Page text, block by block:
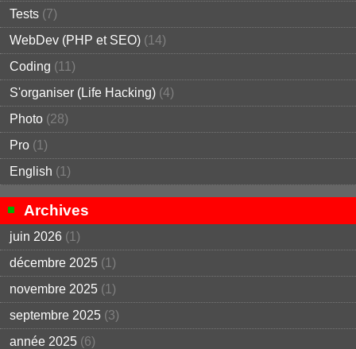
Tests (7)
WebDev (PHP et SEO) (14)
Coding (11)
S'organiser (Life Hacking) (4)
Photo (28)
Pro (1)
English (1)
Archives
juin 2026 (1)
décembre 2025 (1)
novembre 2025 (1)
septembre 2025 (3)
année 2025 (6)